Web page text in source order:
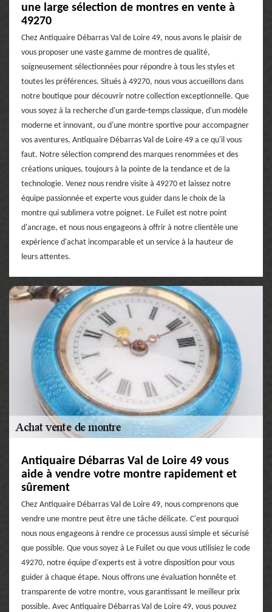
une large sélection de montres en vente à
49270
Chez Antiquaire Débarras Val de Loire 49, nous avons le plaisir de
vous proposer une vaste gamme de montres de qualité,
soigneusement sélectionnées pour répondre à tous les styles et
toutes les préférences. Situés à 49270, nous vous accueillons dans
notre boutique pour découvrir notre collection exceptionnelle. Que
vous soyez à la recherche d'un garde-temps classique, d'un modèle
moderne et innovant, ou d'une montre sportive pour accompagner
vos aventures, Antiquaire Débarras Val de Loire 49 a ce qu'il vous
faut. Notre sélection comprend des marques renommées et des
créations uniques, toujours à la pointe de la tendance et de la
technologie. Venez nous rendre visite à 49270 et laissez notre
équipe passionnée et experte vous guider dans le choix de la
montre qui sublimera votre poignet. Le Fuilet est notre point
d'ancrage, et nous nous engageons à offrir à notre clientèle une
expérience d'achat incomparable et un service à la hauteur de
leurs attentes.
Antiquaire Débarras Val de Loire 49 vous
aide à vendre votre montre rapidement et
sûrement
Chez Antiquaire Débarras Val de Loire 49, nous comprenons que
vendre une montre peut être une tâche délicate. C'est pourquoi
nous nous engageons à rendre ce processus aussi simple et sécurisé
que possible. Que vous soyez à Le Fuilet ou que vous utilisiez le code
49270, notre équipe d'experts est à votre disposition pour vous
guider à chaque étape. Nous offrons une évaluation honnête et
transparente de votre montre, vous garantissant le meilleur prix
possible. Avec Antiquaire Débarras Val de Loire 49, vous pouvez